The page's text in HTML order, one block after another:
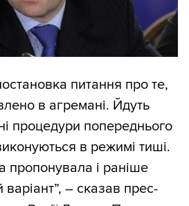
питання про те,
в агремані. Йдуть
процедури попереднього
в режимі тиші.
пропонувала і раніше
– сказав прес-